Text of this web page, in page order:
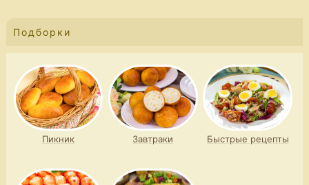
Подборки
Пикник Завтраки Быстрые рецепты